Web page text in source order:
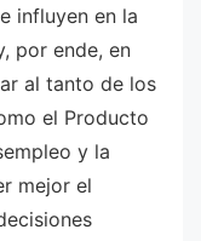
influyen en la
por ende, en
al tanto de los
el Producto
y la
mejor el